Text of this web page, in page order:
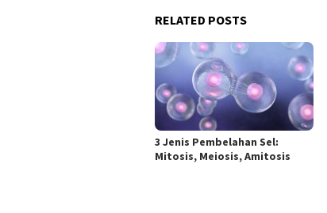
RELATED POSTS
3 Jenis Pembelahan Sel:
Mitosis, Meiosis, Amitosis